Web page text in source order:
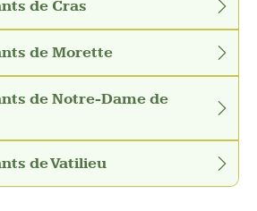
de Cras
de Morette
de Notre-Dame de
de Vatilieu